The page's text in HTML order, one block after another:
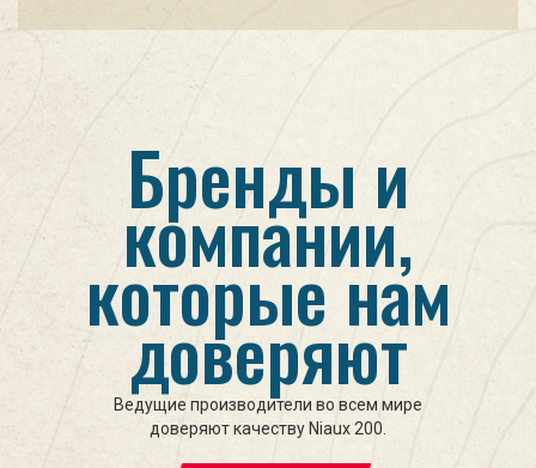
Бренды и
компании,
которые нам
доверяют
Ведущие производители во всем мире
доверяют качеству Niaux 200.